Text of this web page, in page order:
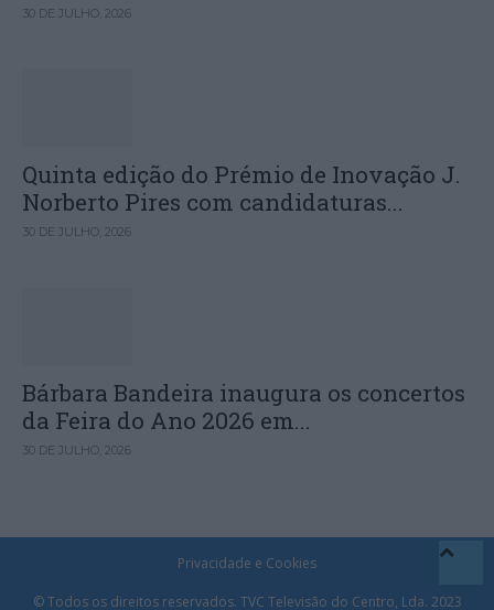
30 DE JULHO, 2026
Quinta edição do Prémio de Inovação J.
Norberto Pires com candidaturas...
30 DE JULHO, 2026
Bárbara Bandeira inaugura os concertos
da Feira do Ano 2026 em...
30 DE JULHO, 2026
Privacidade e Cookies
© Todos os direitos reservados. TVC Televisão do Centro, Lda. 2023